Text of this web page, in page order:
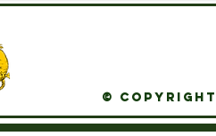
© Copyright